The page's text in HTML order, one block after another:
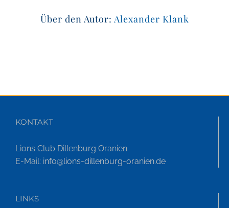
Über den Autor: Alexander Klank
KONTAKT
Lions Club Dillenburg Oranien
E-Mail: info@lions-dillenburg-oranien.de
LINKS